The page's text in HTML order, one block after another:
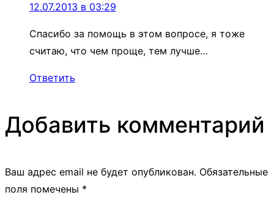
12.07.2013 в 03:29
Спасибо за помощь в этом вопросе, я тоже
считаю, что чем проще, тем лучше…
Ответить
Добавить комментарий
Ваш адрес email не будет опубликован. Обязательные
поля помечены *